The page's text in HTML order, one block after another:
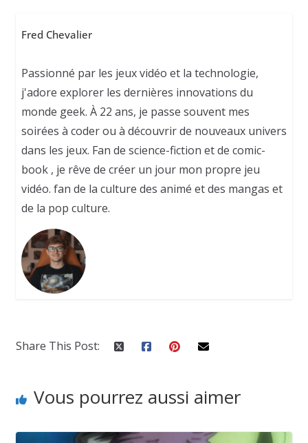
Fred Chevalier
Passionné par les jeux vidéo et la technologie,
j'adore explorer les dernières innovations du
monde geek. À 22 ans, je passe souvent mes
soirées à coder ou à découvrir de nouveaux univers
dans les jeux. Fan de science-fiction et de comic-
book , je rêve de créer un jour mon propre jeu
vidéo. fan de la culture des animé et des mangas et
de la pop culture.
Share This Post:
Vous pourrez aussi aimer